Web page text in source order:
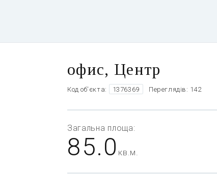
офис, Центр
Код об'єкта: 1376369 Переглядів: 142
Загальна площа:
85.0 кв.м.